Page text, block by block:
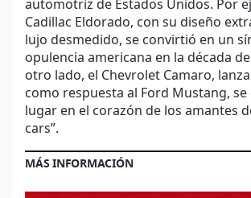
automotriz de Estados Unidos. Por
Cadillac Eldorado, con su diseño
lujo desmedido, se convirtió en un
opulencia americana en la década
otro lado, el Chevrolet Camaro,
como respuesta al Ford Mustang, se
lugar en el corazón de los amantes
cars”.
MÁS INFORMACIÓN